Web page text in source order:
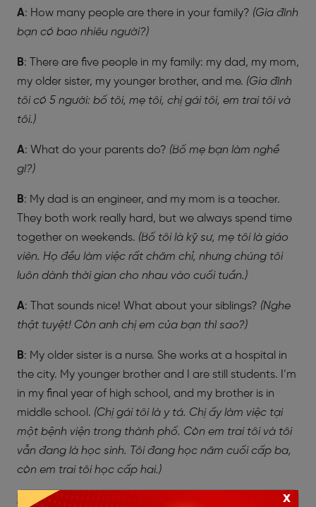
A: How many people are there in your family? (Gia đình
bạn có bao nhiêu người?)
B: There are five people in my family: my dad, my mom,
my older sister, my younger brother, and me. (Gia đình
tôi có 5 người: bố tôi, mẹ tôi, chị gái tôi, em trai tôi và
tôi.)
A: What do your parents do? (Bố mẹ bạn làm nghề
gì?)
B: My dad is an engineer, and my mom is a teacher.
They both work really hard, but we always spend time
together on weekends. (Bố tôi là kỹ sư, mẹ tôi là giáo
viên. Họ đều làm việc rất chăm chỉ, nhưng chúng tôi
luôn dành thời gian cho nhau vào cuối tuần.)
A: That sounds nice! What about your siblings? (Nghe
thật tuyệt! Còn anh chị em của bạn thì sao?)
B: My older sister is a nurse. She works at a hospital in
the city. My younger brother and I are still students. I’m
in my final year of high school, and my brother is in
middle school. (Chị gái tôi là y tá. Chị ấy làm việc tại
một bệnh viện trong thành phố. Còn em trai tôi và tôi
vẫn đang là học sinh. Tôi đang học năm cuối cấp ba,
còn em trai tôi học cấp hai.)
A : What do you like to do as a family?
(Gia đình bạnx